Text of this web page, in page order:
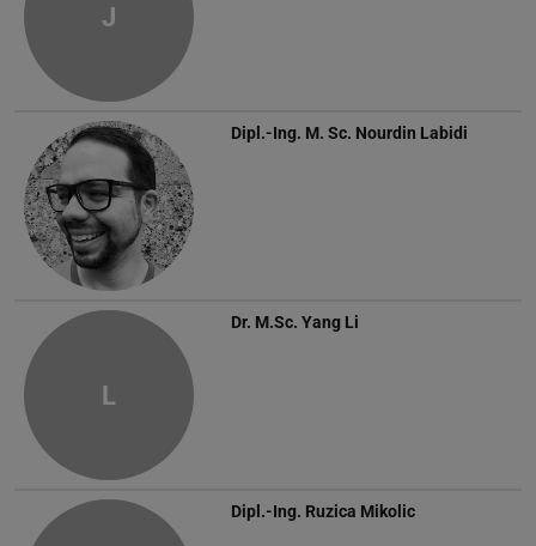
J
Dipl.-Ing. M. Sc. Nourdin Labidi
L
Dr. M.Sc. Yang Li
Dipl.-Ing. Ruzica Mikolic